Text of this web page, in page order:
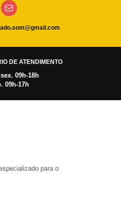
DE ATENDIMENTO
09h-18h
09h-17h
para o